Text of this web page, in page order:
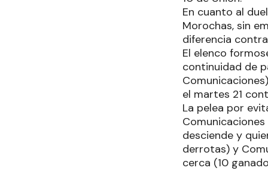
En cuanto al
Morochas, sin
diferencia
El elenco
continuidad de
el martes 21
La pelea por
desciende y
derrotas) y
cerca (10